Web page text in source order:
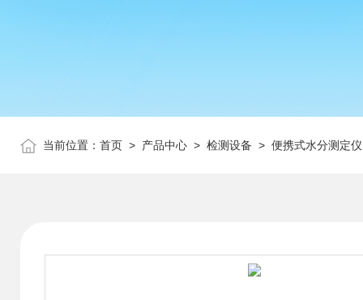
当前位置： 首页 > 产品中心 > 检测设备 > 便携式水分测定仪